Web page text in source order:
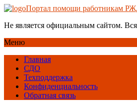
Портал помощи работникам
Не является официальным сайтом.
Меню
Главная
СДО
Техподдержка
Конфиденциальность
Обратная связь